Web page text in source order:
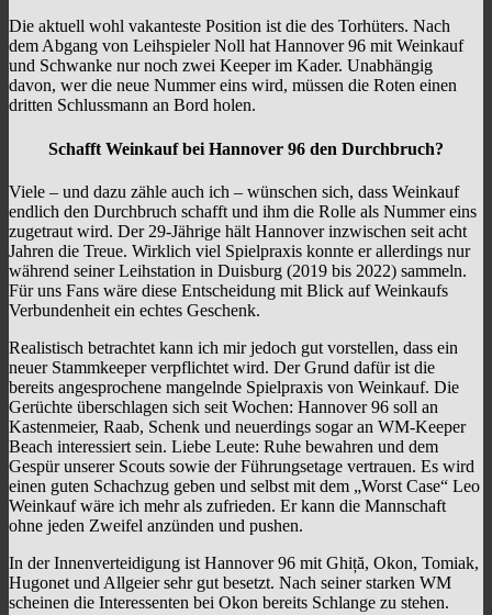
Die aktuell wohl vakanteste Position ist die des Torhüters. Nach
dem Abgang von Leihspieler Noll hat Hannover 96 mit Weinkauf
und Schwanke nur noch zwei Keeper im Kader. Unabhängig
davon, wer die neue Nummer eins wird, müssen die Roten einen
dritten Schlussmann an Bord holen.
Schafft Weinkauf bei Hannover 96 den Durchbruch?
Viele – und dazu zähle auch ich – wünschen sich, dass Weinkauf
endlich den Durchbruch schafft und ihm die Rolle als Nummer eins
zugetraut wird. Der 29-Jährige hält Hannover inzwischen seit acht
Jahren die Treue. Wirklich viel Spielpraxis konnte er allerdings nur
während seiner Leihstation in Duisburg (2019 bis 2022) sammeln.
Für uns Fans wäre diese Entscheidung mit Blick auf Weinkaufs
Verbundenheit ein echtes Geschenk.
Realistisch betrachtet kann ich mir jedoch gut vorstellen, dass ein
neuer Stammkeeper verpflichtet wird. Der Grund dafür ist die
bereits angesprochene mangelnde Spielpraxis von Weinkauf. Die
Gerüchte überschlagen sich seit Wochen: Hannover 96 soll an
Kastenmeier, Raab, Schenk und neuerdings sogar an WM-Keeper
Beach interessiert sein. Liebe Leute: Ruhe bewahren und dem
Gespür unserer Scouts sowie der Führungsetage vertrauen. Es wird
einen guten Schachzug geben und selbst mit dem „Worst Case“ Leo
Weinkauf wäre ich mehr als zufrieden. Er kann die Mannschaft
ohne jeden Zweifel anzünden und pushen.
In der Innenverteidigung ist Hannover 96 mit Ghiță, Okon, Tomiak,
Hugonet und Allgeier sehr gut besetzt. Nach seiner starken WM
scheinen die Interessenten bei Okon bereits Schlange zu stehen.